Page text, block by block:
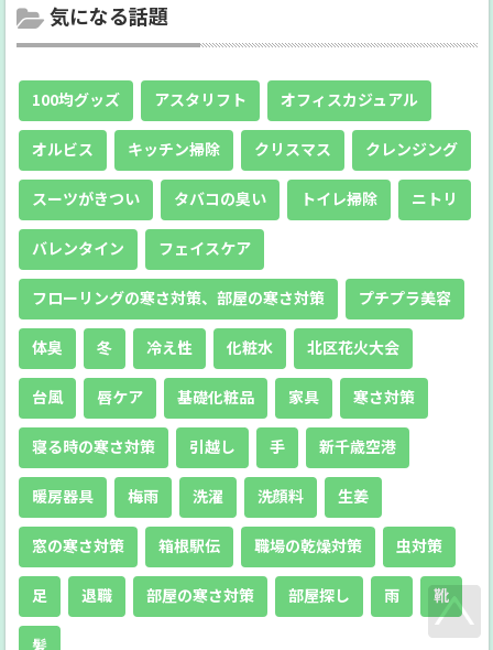
気になる話題
100均グッズ アスタリフト オフィスカジュアル
オルビス キッチン掃除 クリスマス クレンジング
スーツがきつい タバコの臭い トイレ掃除 ニトリ
バレンタイン フェイスケア
フローリングの寒さ対策、部屋の寒さ対策 プチプラ美容
体臭 冬 冷え性 化粧水 北区花火大会
台風 唇ケア 基礎化粧品 家具 寒さ対策
寝る時の寒さ対策 引越し 手 新千歳空港
暖房器具 梅雨 洗濯 洗顔料 生姜
窓の寒さ対策 箱根駅伝 職場の乾燥対策 虫対策
足 退職 部屋の寒さ対策 部屋探し 雨 靴
髪